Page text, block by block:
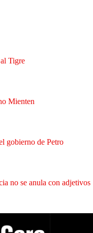
Tigre
Mienten
gobierno de Petro
no se anula con adjetivos